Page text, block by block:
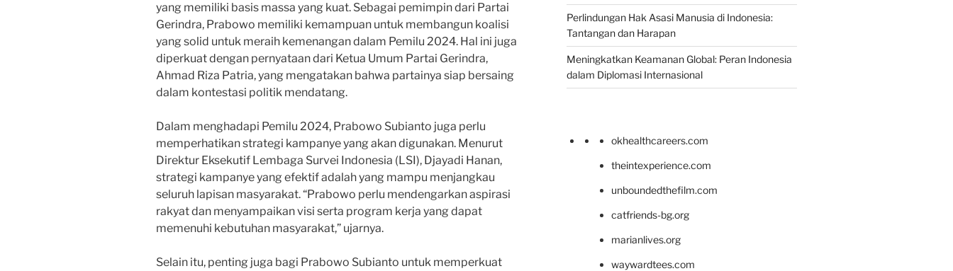
yang memiliki basis massa yang kuat. Sebagai pemimpin dari Partai
Gerindra, Prabowo memiliki kemampuan untuk membangun koalisi
yang solid untuk meraih kemenangan dalam Pemilu 2024. Hal ini juga
diperkuat dengan pernyataan dari Ketua Umum Partai Gerindra,
Ahmad Riza Patria, yang mengatakan bahwa partainya siap bersaing
dalam kontestasi politik mendatang.
Dalam menghadapi Pemilu 2024, Prabowo Subianto juga perlu
memperhatikan strategi kampanye yang akan digunakan. Menurut
Direktur Eksekutif Lembaga Survei Indonesia (LSI), Djayadi Hanan,
strategi kampanye yang efektif adalah yang mampu menjangkau
seluruh lapisan masyarakat. “Prabowo perlu mendengarkan aspirasi
rakyat dan menyampaikan visi serta program kerja yang dapat
memenuhi kebutuhan masyarakat,” ujarnya.
Selain itu, penting juga bagi Prabowo Subianto untuk memperkuat
Perlindungan Hak Asasi Manusia di Indonesia:
Tantangan dan Harapan
Meningkatkan Keamanan Global: Peran Indonesia
dalam Diplomasi Internasional
okhealthcareers.com
theintexperience.com
unboundedthefilm.com
catfriends-bg.org
marianlives.org
waywardtees.com